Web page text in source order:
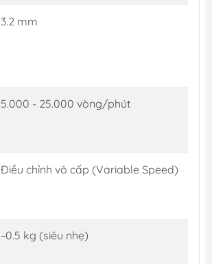
3.2 mm
5.000 - 25.000 vòng/phút
Điều chỉnh vô cấp (Variable Speed)
~0.5 kg (siêu nhẹ)